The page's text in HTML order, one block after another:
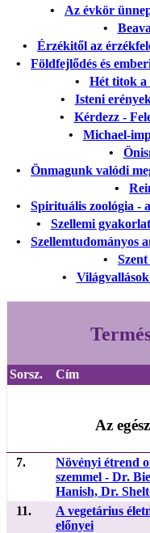
• Az évkör
•
• Érzékitől az
• Földfejlődés és
• Hét titok a
• Isteni
• Kérdezz -
• Michael-
•
• Önmagunk valódi
•
• Spirituális zoológia -
• Szellemi
• Szellemtudományos
•
•
Sorsz. Cím
Az
7.
Növényi étrend
szemmel - Dr.
Hanish, Dr.
11.
A vegetárius
előnyei